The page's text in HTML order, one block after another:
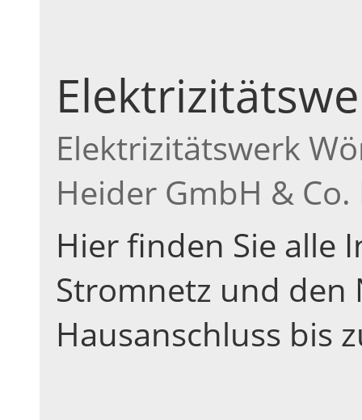
Elektrizitätswerk
Heider GmbH & Co.
Hier finden Sie alle
Stromnetz und den
Hausanschluss bis